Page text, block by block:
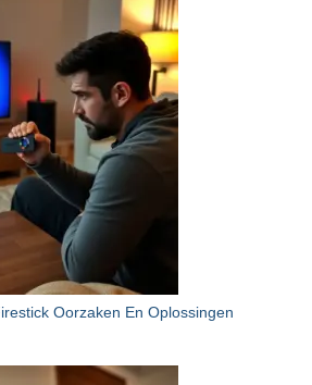
Oorzaken En Oplossingen